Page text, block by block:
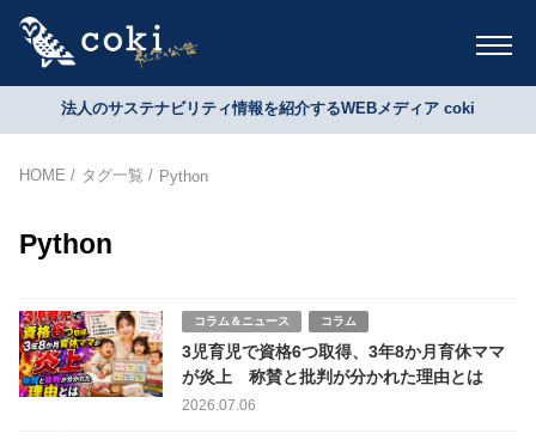
法人のサステナビリティ情報を紹介するWEBメディア coki
HOME タグ一覧 Python
Python
コラム＆ニュース コラム
3児育児で資格6つ取得、3年8か月育休ママ
が炎上 称賛と批判が分かれた理由とは
2026.07.06